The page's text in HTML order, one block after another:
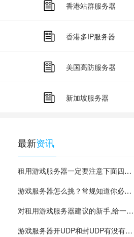
香港站群服务器
香港多IP服务器
美国高防服务器
新加坡服务器
最新资讯
租用游戏服务器一定要注意下面四个问题？
游戏服务器怎么挑？常规知道你必须要了解
对租用游戏服务器建议的新手,给一点建议
游戏服务器开UDP和封UDP有没有什么区别?